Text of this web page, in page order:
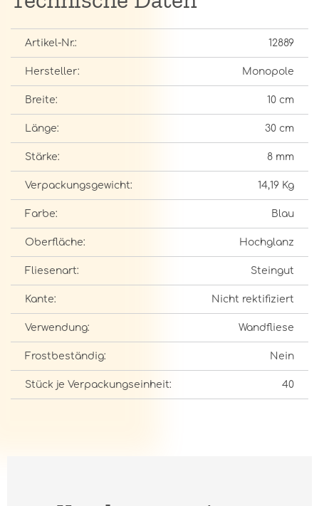
Artikel-Nr.: 12889
Hersteller: Monopole
Breite: 10 cm
Länge: 30 cm
Stärke: 8 mm
Verpackungsgewicht: 14,19 Kg
Farbe: Blau
Oberfläche: Hochglanz
Fliesenart: Steingut
Kante: Nicht rektifiziert
Verwendung: Wandfliese
Frostbeständig: Nein
Stück je Verpackungseinheit: 40